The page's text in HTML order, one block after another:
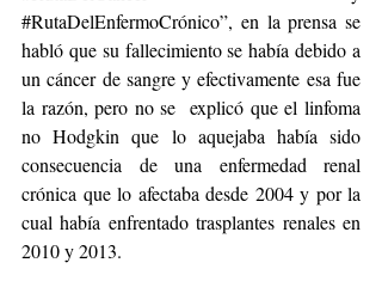
#RutaDelEnfermoCrónico”, en la prensa se
habló que su fallecimiento se había debido a
un cáncer de sangre y efectivamente esa fue
la razón, pero no se  explicó que el linfoma
no Hodgkin que lo aquejaba había sido
consecuencia de una enfermedad renal
crónica que lo afectaba desde 2004 y por la
cual había enfrentado trasplantes renales en
2010 y 2013.